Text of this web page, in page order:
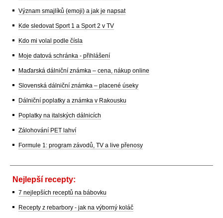
Význam smajlíků (emoji) a jak je napsat
Kde sledovat Sport 1 a Sport 2 v TV
Kdo mi volal podle čísla
Moje datová schránka - přihlášení
Maďarská dálniční známka – cena, nákup online
Slovenská dálniční známka – placené úseky
Dálniční poplatky a známka v Rakousku
Poplatky na italských dálnicích
Zálohování PET lahví
Formule 1: program závodů, TV a live přenosy
Nejlepší recepty:
7 nejlepších receptů na bábovku
Recepty z rebarbory - jak na výborný koláč